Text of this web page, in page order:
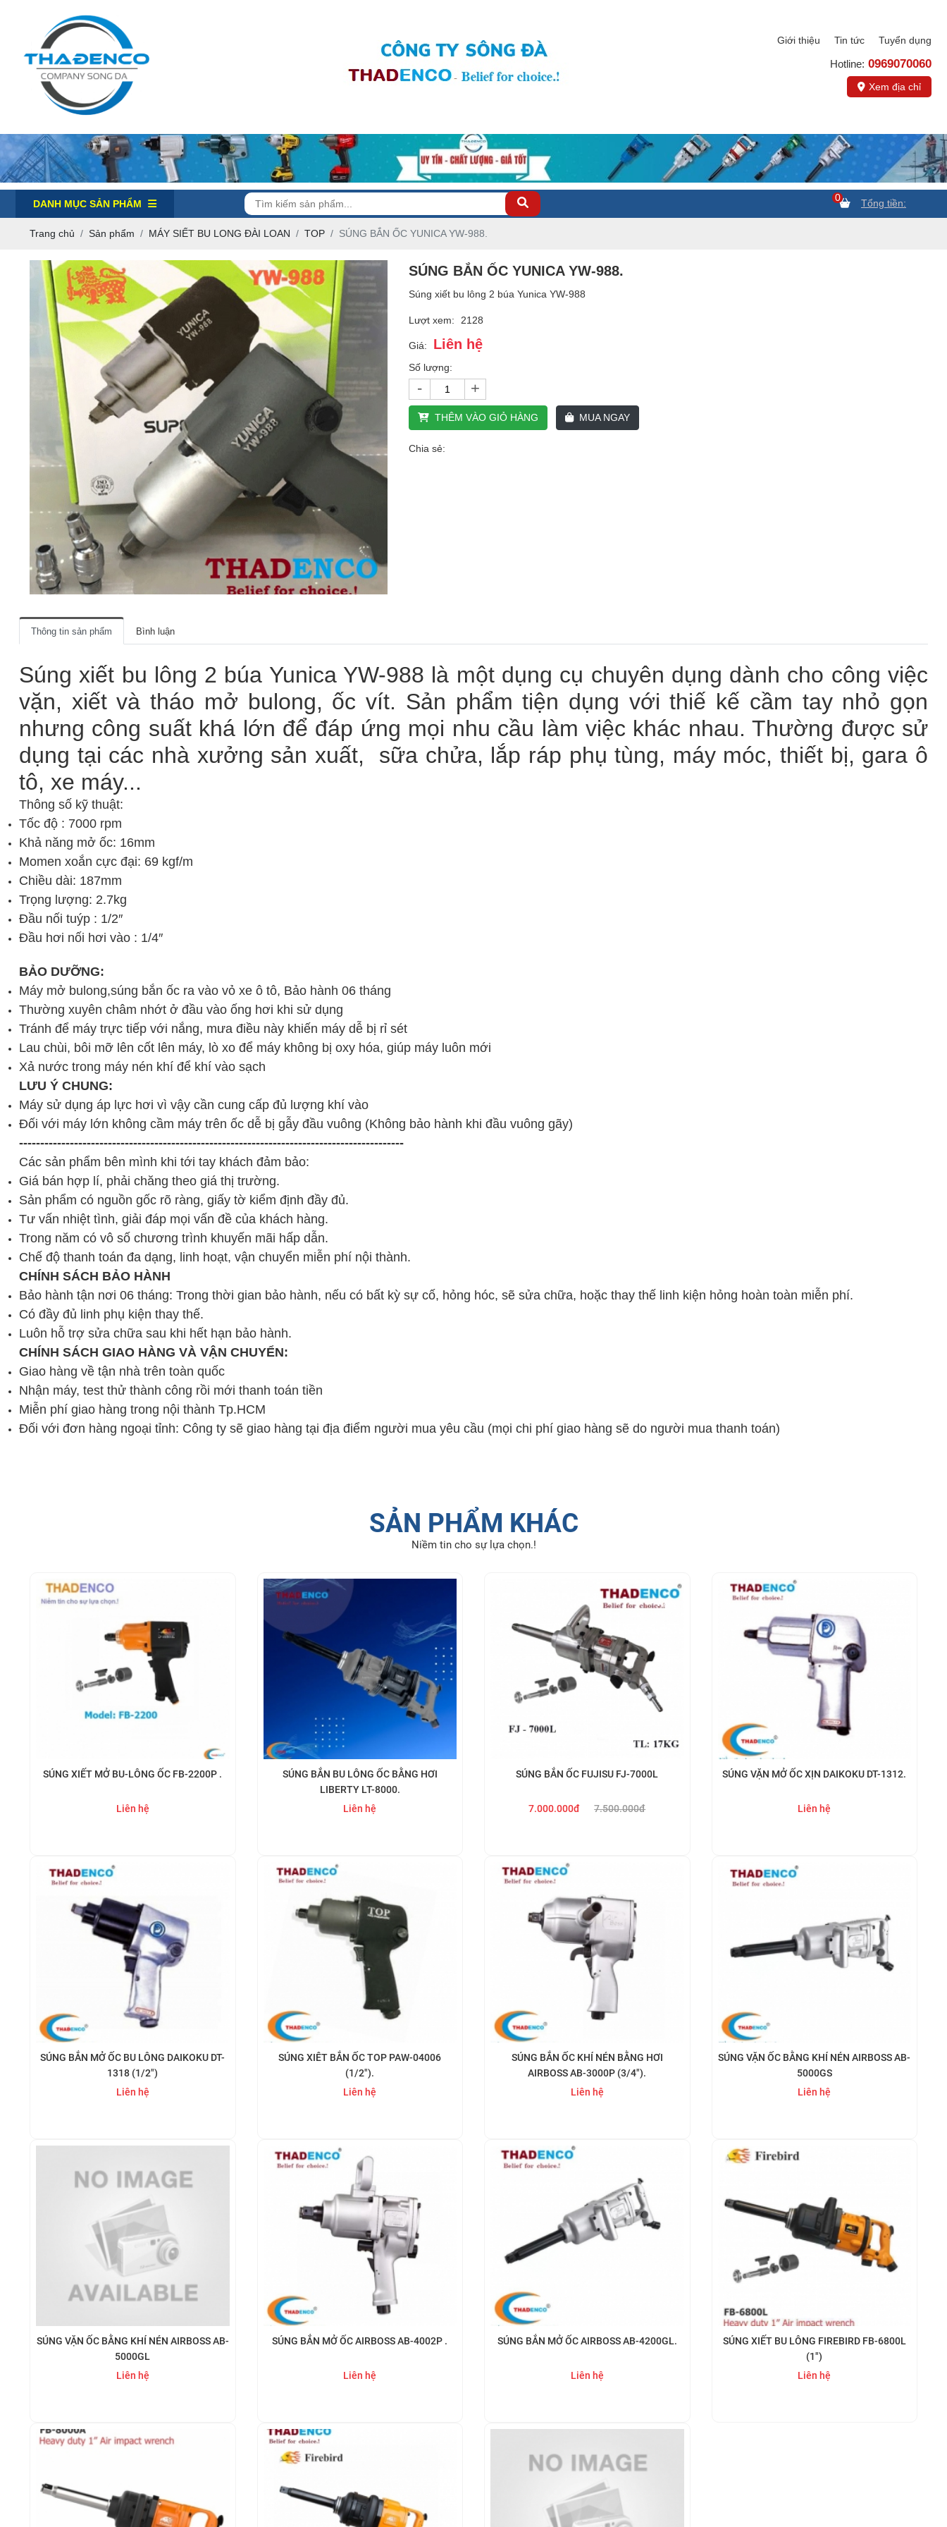
Giới thiệu Tin tức Tuyển dụng
Hotline: 0969070060
Xem địa chỉ
DANH MỤC SẢN PHẨM
0 Tổng tiền:
Trang chủ Sản phẩm MÁY SIẾT BU LONG ĐÀI LOAN TOP SÚNG BẮN ỐC YUNICA YW-988.
SÚNG BẮN ỐC YUNICA YW-988.
Súng xiết bu lông 2 búa Yunica YW-988
Lượt xem: 2128
Giá: Liên hệ
Số lượng:
- +
THÊM VÀO GIỎ HÀNG MUA NGAY
Chia sẻ:
Thông tin sản phẩm Bình luận
Súng xiết bu lông 2 búa Yunica YW-988 là một dụng cụ chuyên dụng dành cho công việc
vặn, xiết và tháo mở bulong, ốc vít. Sản phẩm tiện dụng với thiế kế cầm tay nhỏ gọn
nhưng công suất khá lớn để đáp ứng mọi nhu cầu làm việc khác nhau. Thường được sử
dụng tại các nhà xưởng sản xuất, sữa chửa, lắp ráp phụ tùng, máy móc, thiết bị, gara ô
tô, xe máy...
Thông số kỹ thuật:
Tốc độ : 7000 rpm
Khả năng mở ốc: 16mm
Momen xoắn cực đại: 69 kgf/m
Chiều dài: 187mm
Trọng lượng: 2.7kg
Đầu nối tuýp : 1/2″
Đầu hơi nối hơi vào : 1/4″
BẢO DƯỠNG:
Máy mở bulong,súng bắn ốc ra vào vỏ xe ô tô, Bảo hành 06 tháng
Thường xuyên châm nhớt ở đầu vào ống hơi khi sử dụng
Tránh để máy trực tiếp với nắng, mưa điều này khiến máy dễ bị rỉ sét
Lau chùi, bôi mỡ lên cốt lên máy, lò xo để máy không bị oxy hóa, giúp máy luôn mới
Xả nước trong máy nén khí để khí vào sạch
LƯU Ý CHUNG:
Máy sử dụng áp lực hơi vì vậy cần cung cấp đủ lượng khí vào
Đối với máy lớn không cầm máy trên ốc dễ bị gẫy đầu vuông (Không bảo hành khi đầu vuông gãy)
-------------------------------------------------------------------------------------------
Các sản phẩm bên mình khi tới tay khách đảm bảo:
Giá bán hợp lí, phải chăng theo giá thị trường.
Sản phẩm có nguồn gốc rõ ràng, giấy tờ kiểm định đầy đủ.
Tư vấn nhiệt tình, giải đáp mọi vấn đề của khách hàng.
Trong năm có vô số chương trình khuyến mãi hấp dẫn.
Chế độ thanh toán đa dạng, linh hoạt, vận chuyển miễn phí nội thành.
CHÍNH SÁCH BẢO HÀNH
Bảo hành tận nơi 06 tháng: Trong thời gian bảo hành, nếu có bất kỳ sự cố, hỏng hóc, sẽ sửa chữa, hoặc thay thế linh kiện hỏng hoàn toàn miễn phí.
Có đầy đủ linh phụ kiện thay thế.
Luôn hỗ trợ sửa chữa sau khi hết hạn bảo hành.
CHÍNH SÁCH GIAO HÀNG VÀ VẬN CHUYỂN:
Giao hàng về tận nhà trên toàn quốc
Nhận máy, test thử thành công rồi mới thanh toán tiền
Miễn phí giao hàng trong nội thành Tp.HCM
Đối với đơn hàng ngoại tỉnh: Công ty sẽ giao hàng tại địa điểm người mua yêu cầu (mọi chi phí giao hàng sẽ do người mua thanh toán)
SẢN PHẨM KHÁC
Niềm tin cho sự lựa chọn.!
SÚNG XIẾT MỞ BU-LÔNG ỐC FB-2200P .
Liên hệ
SÚNG BẮN BU LÔNG ỐC BẰNG HƠI
LIBERTY LT-8000.
Liên hệ
- 7%
SÚNG BẮN ỐC FUJISU FJ-7000L
7.000.000đ 7.500.000đ
SÚNG VẶN MỞ ỐC XỊN DAIKOKU DT-1312.
Liên hệ
SÚNG BẮN MỞ ỐC BU LÔNG DAIKOKU DT-
1318 (1/2")
Liên hệ
SÚNG XIÊT BẮN ỐC TOP PAW-04006
(1/2").
Liên hệ
SÚNG BẮN ỐC KHÍ NÉN BẰNG HƠI
AIRBOSS AB-3000P (3/4").
Liên hệ
SÚNG VẶN ỐC BẰNG KHÍ NÉN AIRBOSS AB-
5000GS
Liên hệ
SÚNG VẶN ỐC BẰNG KHÍ NÉN AIRBOSS AB-
5000GL
Liên hệ
SÚNG BẮN MỞ ỐC AIRBOSS AB-4002P .
Liên hệ
SÚNG BẮN MỞ ỐC AIRBOSS AB-4200GL.
Liên hệ
SÚNG XIẾT BU LÔNG FIREBIRD FB-6800L
(1")
Liên hệ